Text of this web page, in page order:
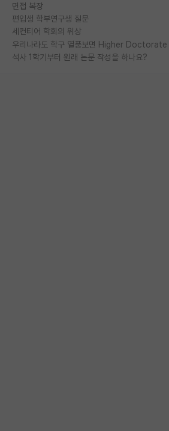
면접 복장
편입생 학부연구생 질문
세컨티어 학회의 위상
석사 1학기부터 원래 논문 작성을 하나요?